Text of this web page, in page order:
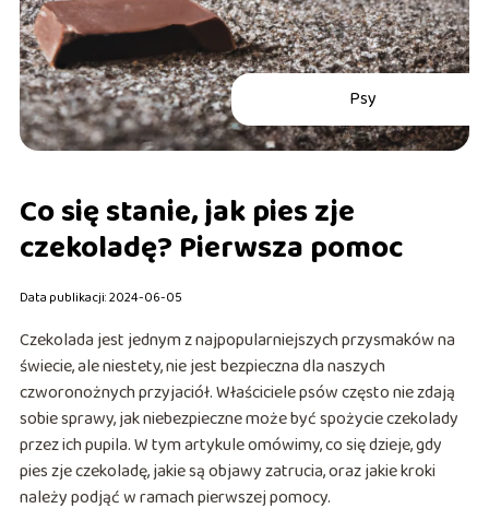
Psy
Co się stanie, jak pies zje
czekoladę? Pierwsza pomoc
Data publikacji: 2024-06-05
Czekolada jest jednym z najpopularniejszych przysmaków na
świecie, ale niestety, nie jest bezpieczna dla naszych
czworonożnych przyjaciół. Właściciele psów często nie zdają
sobie sprawy, jak niebezpieczne może być spożycie czekolady
przez ich pupila. W tym artykule omówimy, co się dzieje, gdy
pies zje czekoladę, jakie są objawy zatrucia, oraz jakie kroki
należy podjąć w ramach pierwszej pomocy.